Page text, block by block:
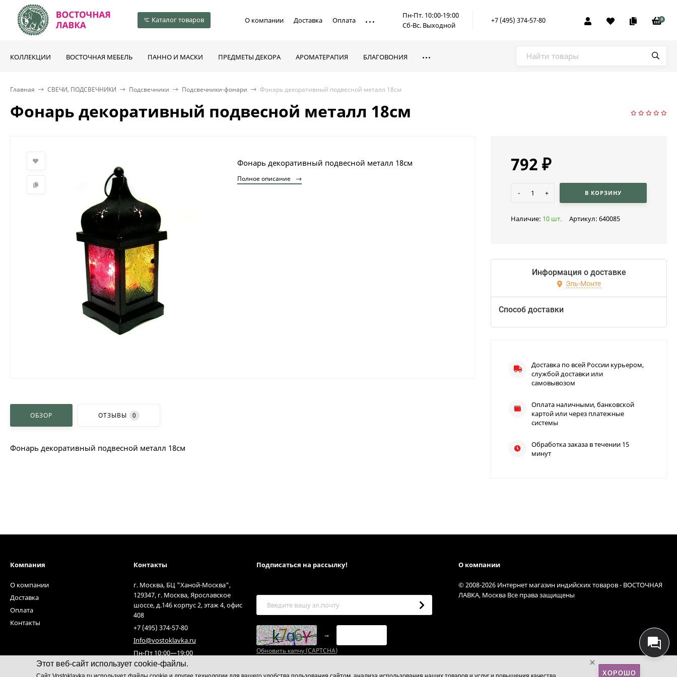
Этот веб-сайт использует cookie-файлы.
ХОРОШО
Каталог товаров О компании Доставка Оплата
Пн-Пт. 10:00-19:00
Сб-Вс. Выходной
+7 (495) 374-57-80 0
КОЛЛЕКЦИИ ВОСТОЧНАЯ МЕБЕЛЬ ПАННО И МАСКИ ПРЕДМЕТЫ ДЕКОРА АРОМАТЕРАПИЯ БЛАГОВОНИЯ
Главная СВЕЧИ, ПОДСВЕЧНИКИ Подсвечники Подсвечники-фонари Фонарь декоративный подвесной металл 18см
Фонарь декоративный подвесной металл 18см
Фонарь декоративный подвесной металл 18см
Полное описание
ОБЗОР ОТЗЫВЫ 0
Фонарь декоративный подвесной металл 18см
792 ₽
- + В КОРЗИНУ
Наличие: 10 шт. Артикул: 640085
Информация о доставке
Эль-Монте
Способ доставки
Доставка по всей России курьером,
службой доставки или
самовывозом
Оплата наличными, банковской
картой или через платежные
системы
Обработка заказа в течении 15
минут
Компания
О компании
Доставка
Оплата
Контакты
Контакты
г. Москва, БЦ "Ханой-Москва",
129347, г. Москва, Ярославское
шоссе, д.146 корпус 2, этаж 4, офис
408
+7 (495) 374-57-80
Info@vostoklavka.ru
Пн-Пт 10:00—19:00
Подписаться на рассылкy!
→
Обновить капчу (CAPTCHA)
О компании
© 2008-2026 Интернет магазин индийских товаров - ВОСТОЧНАЯ
ЛАВКА, Москва Все права защищены